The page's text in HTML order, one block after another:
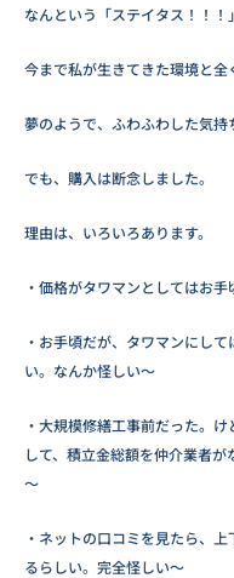
なんという「ステイタス！！！
今まで私が生きてきた環境と全
夢のようで、ふわふわした気持
でも、購入は断念しました。
理由は、いろいろあります。
・価格がタワマンとしてはお手
・お手頃だが、タワマンにし
い。なんか怪しい～
・大規模修繕工事前だった。
して、積立金総額を仲介業者
～
・ネットの口コミを見たら、
るらしい。完全怪しい～